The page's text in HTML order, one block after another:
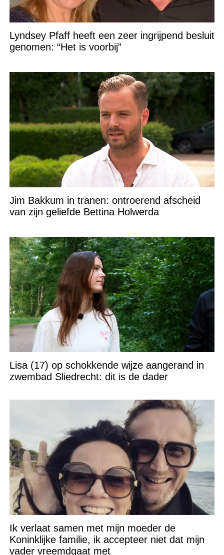
Lyndsey Pfaff heeft een zeer ingrijpend besluit
genomen: “Het is voorbij”
Jim Bakkum in tranen: ontroerend afscheid
van zijn geliefde Bettina Holwerda
Lisa (17) op schokkende wijze aangerand in
zwembad Sliedrecht: dit is de dader
Ik verlaat samen met mijn moeder de
Koninklijke familie, ik accepteer niet dat mijn
vader vreemdgaat met